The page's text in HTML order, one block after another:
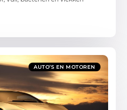
AUTO’S EN MOTOREN